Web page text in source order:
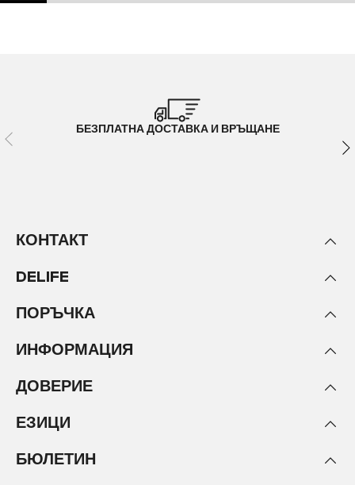
БЕЗПЛАТНА ДОСТАВКА И ВРЪЩАНЕ
КОНТАКТ
DELIFE
ПОРЪЧКА
ИНФОРМАЦИЯ
ДОВЕРИЕ
ЕЗИЦИ
БЮЛЕТИН